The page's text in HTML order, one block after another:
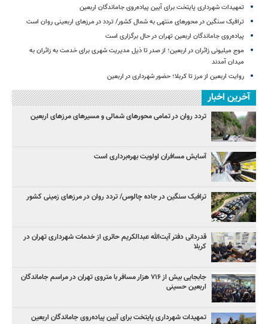
تمهیدات شهرداری پایتخت برای آیین پیاده‌روی جاماندگان اربعین
ترافیک سنگین در محورهای منتهی به شمال کشور/ تردد در مرزهای اربعینی روان است
پیاده‌روی جاماندگان اربعین تهران در حال برگزاری است
موج میلیونی زائران در اربعین؛ از صدر تا ذیل مدیریت شهری برای خدمت به زائران به
میدان آمدند
روایت اربعین از مرز تا کربلا؛ حضور شهرداری در اربعین
آخرین اخبار
تردد روان در تمامی محورهای شمالی و مسیرهای مرزهای اربعین
آسایش مسافران اولویت بهره‌برداری است
ترافیک سنگین در جاده چالوس/ تردد روان در مرزهای زمینی کشور
قدردانی دفتر آیت‌الله عبدالکریم حائری از خدمات شهرداری تهران در
کربلا
جابجایی بیش از ۷۱۶ هزار مسافر با متروی تهران در مراسم جاماندگان
اربعین حسینی
تمهیدات شهرداری پایتخت برای آیین پیاده‌روی جاماندگان اربعین